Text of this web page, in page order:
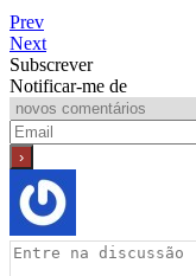
Prev
Next
Subscrever
Notificar-me de